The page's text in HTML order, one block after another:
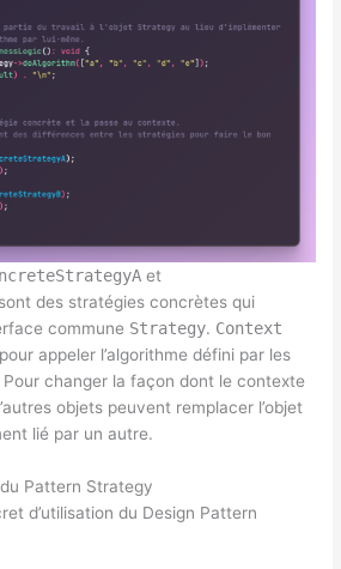
et
sont des stratégies concrètes qui
commune Strategy. Context
appeler l’algorithme défini par les
changer la façon dont le contexte
objets peuvent remplacer l’objet
lié par un autre.
Pattern Strategy
d’utilisation du Design Pattern